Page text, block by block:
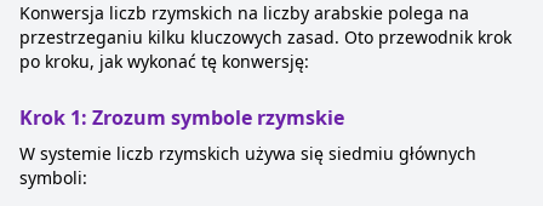
Konwersja liczb rzymskich na liczby arabskie polega na
przestrzeganiu kilku kluczowych zasad. Oto przewodnik krok
po kroku, jak wykonać tę konwersję:
Krok 1: Zrozum symbole rzymskie
W systemie liczb rzymskich używa się siedmiu głównych
symboli: